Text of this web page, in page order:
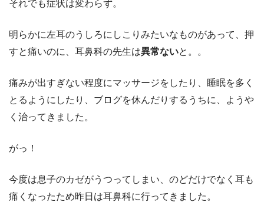
それでも症状は変わらず。
明らかに左耳のうしろにしこりみたいなものがあって、押
すと痛いのに、耳鼻科の先生は異常ないと。。
痛みが出すぎない程度にマッサージをしたり、睡眠を多く
とるようにしたり、ブログを休んだりするうちに、ようや
く治ってきました。
がっ！
今度は息子のカゼがうつってしまい、のどだけでなく耳も
痛くなったため昨日は耳鼻科に行ってきました。